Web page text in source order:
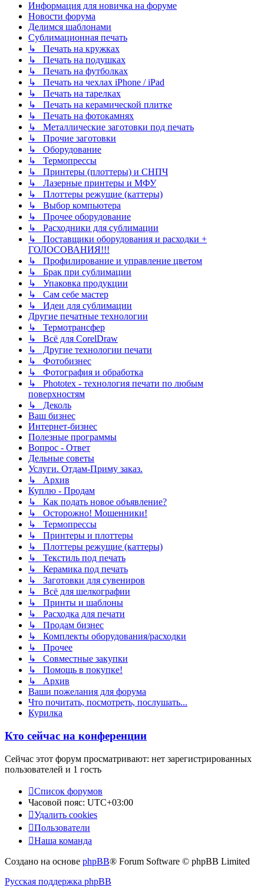
Информация для новичка на форуме
Новости форума
Делимся шаблонами
Сублимационная печать
↳ Печать на кружках
↳ Печать на подушках
↳ Печать на футболках
↳ Печать на чехлах iPhone / iPad
↳ Печать на тарелках
↳ Печать на керамической плитке
↳ Печать на фотокамнях
↳ Металлические заготовки под печать
↳ Прочие заготовки
↳ Оборудование
↳ Термопрессы
↳ Принтеры (плоттеры) и СНПЧ
↳ Лазерные принтеры и МФУ
↳ Плоттеры режущие (каттеры)
↳ Выбор компьютера
↳ Прочее оборудование
↳ Расходники для сублимации
↳ Поставщики оборудования и расходки +
ГОЛОСОВАНИЯ!!!
↳ Профилирование и управление цветом
↳ Брак при сублимации
↳ Упаковка продукции
↳ Сам себе мастер
↳ Идеи для сублимации
Другие печатные технологии
↳ Термотрансфер
↳ Всё для CorelDraw
↳ Другие технологии печати
↳ Фотобизнес
↳ Фотография и обработка
↳ Phototex - технология печати по любым
поверхностям
↳ Деколь
Ваш бизнес
Интернет-бизнес
Полезные программы
Вопрос - Ответ
Дельные советы
Услуги. Отдам-Приму заказ.
↳ Архив
Куплю - Продам
↳ Как подать новое объявление?
↳ Осторожно! Мошенники!
↳ Термопрессы
↳ Принтеры и плоттеры
↳ Плоттеры режущие (каттеры)
↳ Текстиль под печать
↳ Керамика под печать
↳ Заготовки для сувениров
↳ Всё для шелкографии
↳ Принты и шаблоны
↳ Расходка для печати
↳ Продам бизнес
↳ Комплекты оборудования/расходки
↳ Прочее
↳ Совместные закупки
↳ Помощь в покупке!
↳ Архив
Ваши пожелания для форума
Что почитать, посмотреть, послушать...
Курилка
Кто сейчас на конференции
Сейчас этот форум просматривают: нет зарегистрированных
пользователей и 1 гость
Список форумов
Часовой пояс: UTC+03:00
Удалить cookies
Пользователи
Наша команда
Создано на основе phpBB® Forum Software © phpBB Limited
Русская поддержка phpBB